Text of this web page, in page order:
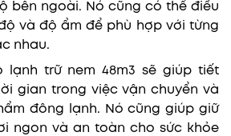
bên ngoài. Nó cũng có thể điều
và độ ẩm để phù hợp với từng
nhau.
lạnh trữ nem 48m3 sẽ giúp tiết
gian trong việc vận chuyển và
đông lạnh. Nó cũng giúp giữ
ngon và an toàn cho sức khỏe